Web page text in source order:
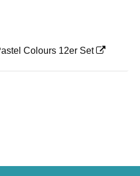
Colours 12er Set